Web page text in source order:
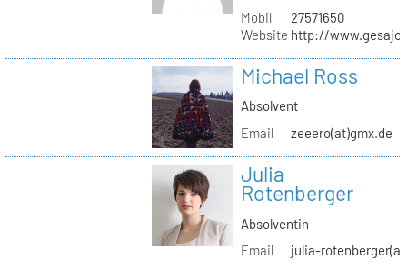
Mobil
27571650
Website http://
Michael Ross
Absolvent
Email
zeeero(at)gmx.de
Julia
Rotenberger
Absolventin
Email
julia-